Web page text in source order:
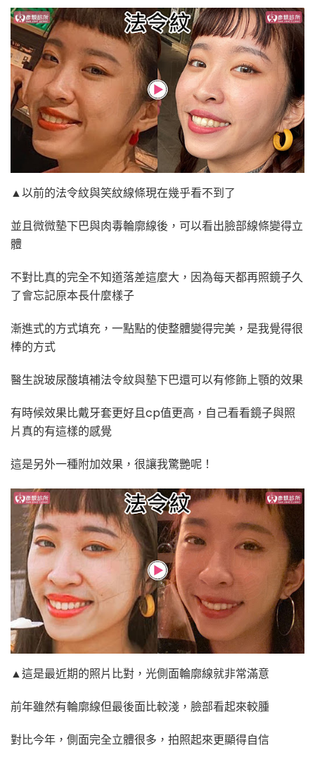
▲以前的法令紋與笑紋線條現在幾乎看不到了
並且微微墊下巴與肉毒輪廓線後，可以看出臉部線條變得立
體
不對比真的完全不知道落差這麼大，因為每天都再照鏡子久
了會忘記原本長什麼樣子
漸進式的方式填充，一點點的使整體變得完美，是我覺得很
棒的方式
醫生說玻尿酸填補法令紋與墊下巴還可以有修飾上顎的效果
有時候效果比戴牙套更好且cp值更高，自己看看鏡子與照
片真的有這樣的感覺
這是另外一種附加效果，很讓我驚艷呢！
▲這是最近期的照片比對，光側面輪廓線就非常滿意
前年雖然有輪廓線但最後面比較淺，臉部看起來較腫
對比今年，側面完全立體很多，拍照起來更顯得自信